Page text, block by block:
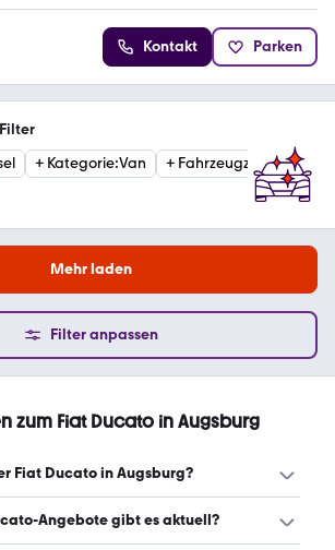
Kontakt Parken
+ Kategorie:Van + Fahrzeugzustand:
Mehr laden
Filter anpassen
zum Fiat Ducato in Augsburg
Fiat Ducato in Augsburg?
einen Fiat Ducato in Augsburg liegt
Angebote gibt es aktuell?